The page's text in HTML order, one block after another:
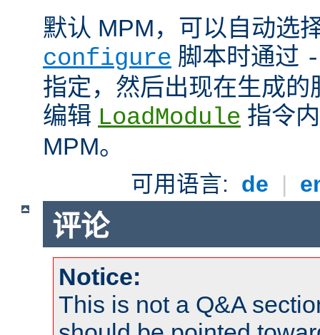
默认 MPM，可以自动选
configure 脚本时通过
指定，然后出现在生成
编辑 LoadModule 指令
MPM。
可用语言: de |
评论
Notice:
This is not a Q&A